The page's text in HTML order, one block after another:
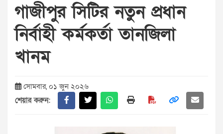
গাজীপুর সিটির নতুন প্রধান
নির্বাহী কর্মকর্তা তানজিলা
খানম
সোমবার, ০১ জুন ২০২৬
শেয়ার করুন: